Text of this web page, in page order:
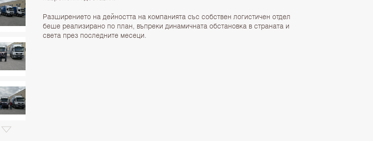
Разширението на дейността на компанията със собствен логистичен отдел
беше реализирано по план, въпреки динамичната обстановка в страната и
света през последните месеци.